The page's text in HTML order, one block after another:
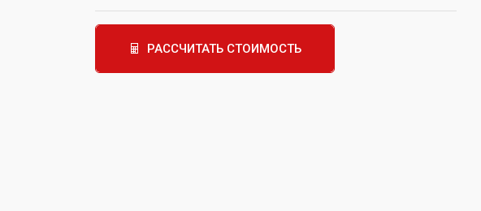
РАССЧИТАТЬ СТОИМОСТЬ